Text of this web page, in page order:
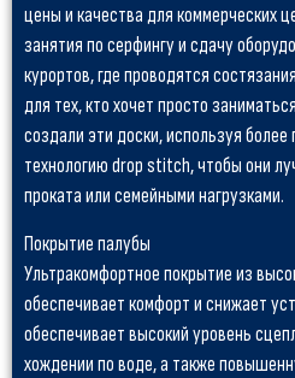
цены и качества для коммерческих
занятия по серфингу и сдачу
курортов, где проводятся
для тех, кто хочет просто
создали эти доски, используя
технологию drop stitch, чтобы они
проката или семейными нагрузками.
Покрытие палубы
Ультракомфортное покрытие из
обеспечивает комфорт и снижает
обеспечивает высокий уровень
хождении по воде, а также